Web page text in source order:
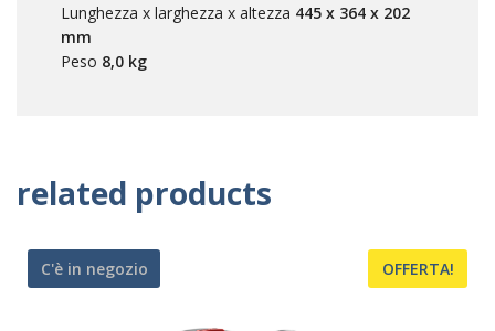
Lunghezza x larghezza x altezza 445 x 364 x 202
mm
Peso 8,0 kg
related products
C'è in negozio OFFERTA!